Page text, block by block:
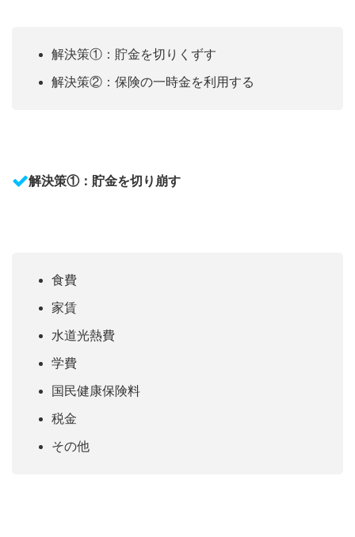
解決策①：貯金を切りくずす
解決策②：保険の一時金を利用する
解決策①：貯金を切り崩す
食費
家賃
水道光熱費
学費
国民健康保険料
税金
その他